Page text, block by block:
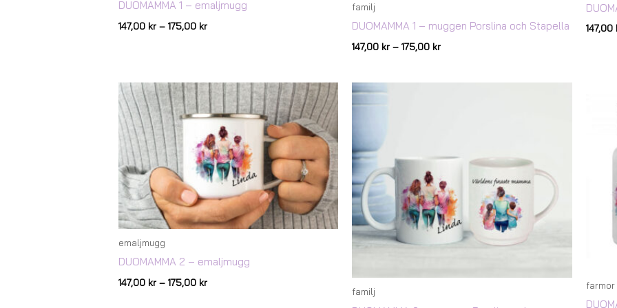
DUOMAMMA 1 – emaljmugg
147,00 kr – 175,00 kr
familj
DUOMAMMA 1 – muggen Porslina och Stapella
147,00 kr – 175,00 kr
147,00
emaljmugg
DUOMAMMA 2 – emaljmugg
147,00 kr – 175,00 kr
Prisintervall:
147,00 kr
till
175,00 kr
familj
farmor